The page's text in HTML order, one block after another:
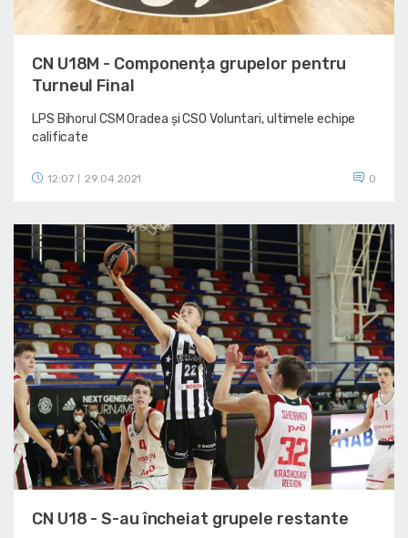
CN U18M - Componența grupelor pentru
Turneul Final
LPS Bihorul CSM Oradea și CSO Voluntari, ultimele echipe
calificate
12:07 29.04.2021 0
CN U18 - S-au încheiat grupele restante